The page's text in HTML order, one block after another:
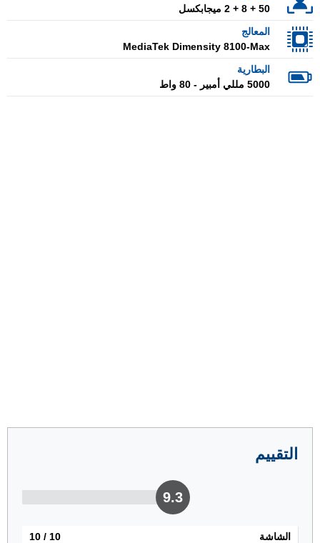
50 + 8 + 2 ميجابكسل
المعالج
MediaTek Dimensity 8100-Max
البطارية
5000 مللي أمبير - 80 واط
التقييم
9.3
الشاشة 10
/ 10